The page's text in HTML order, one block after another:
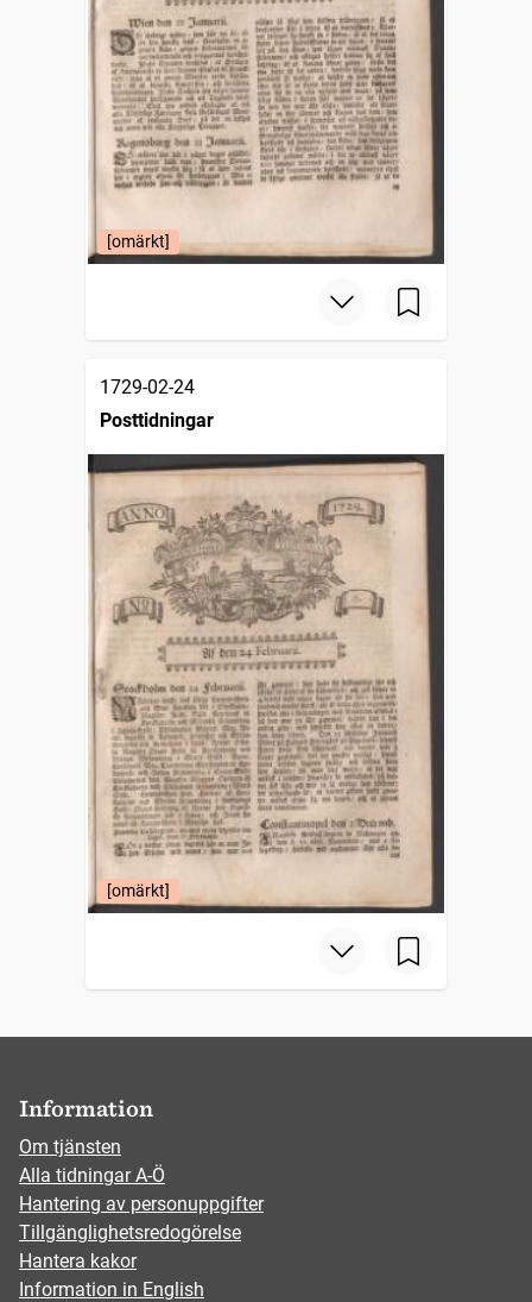
[omärkt]
1729-02-24
Posttidningar
[omärkt]
Information
Om tjänsten
Alla tidningar A-Ö
Hantering av personuppgifter
Tillgänglighetsredogörelse
Hantera kakor
Information in English